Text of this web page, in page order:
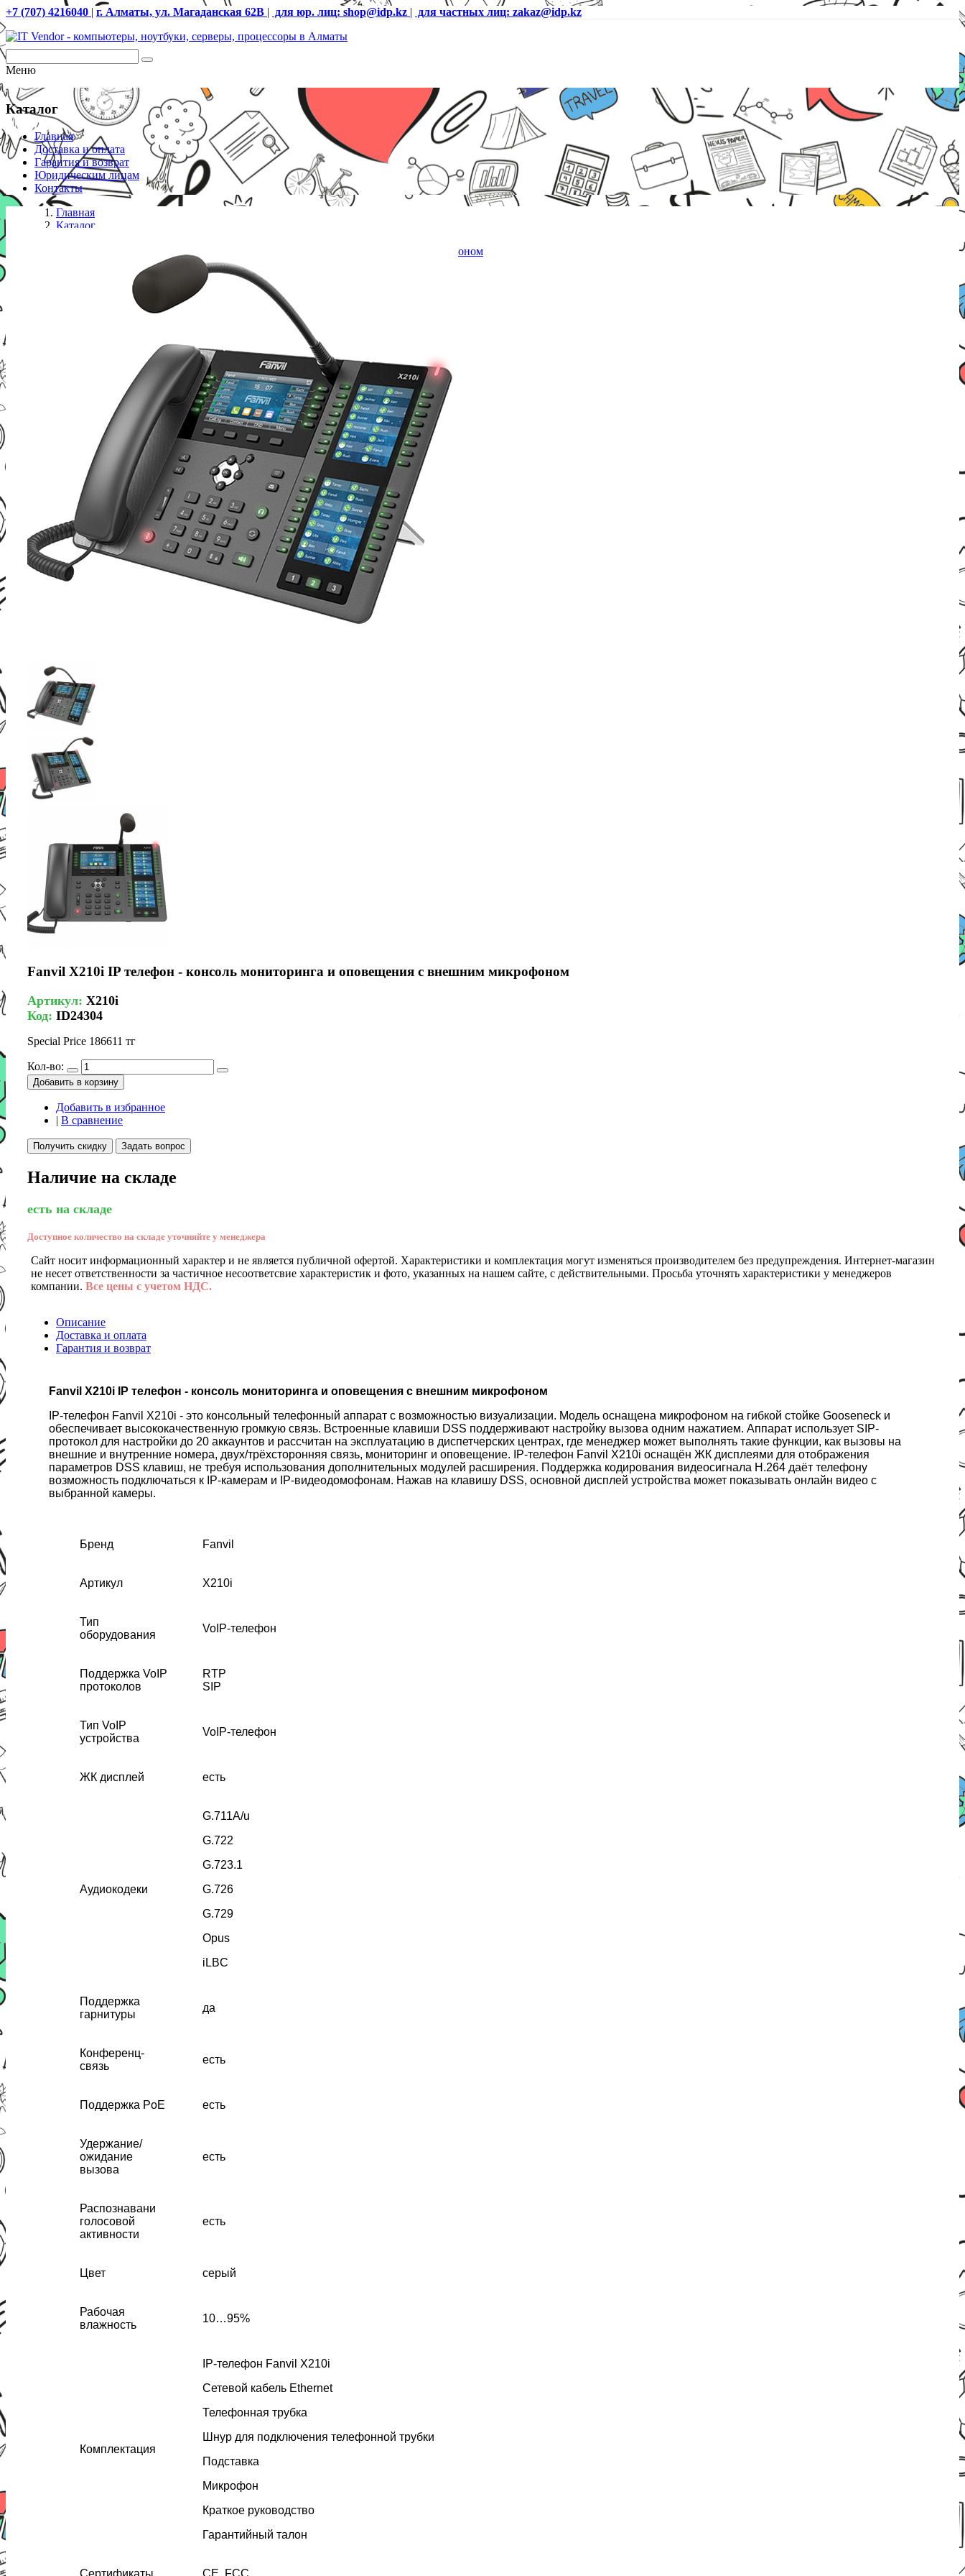
+7 (707) 4216040 | г. Алматы, ул. Магаданская 62В | для юр. лиц: shop@idp.kz | для частных лиц: zakaz@idp.kz
Меню
Каталог
Главная
Доставка и оплата
Гарантия и возврат
Юридическим лицам
Контакты
Главная
Каталог
Fanvil X210i IP телефон - консоль мониторинга и оповещения с внешним микрофоном
Fanvil X210i IP телефон - консоль мониторинга и оповещения с внешним микрофоном
Артикул: X210i
Код: ID24304
Special Price 186611 тг
Кол-во:
Добавить в корзину
Добавить в избранное
| В сравнение
Получить скидку Задать вопрос
Наличие на складе
есть на складе
Доступное количество на складе уточняйте у менеджера
Сайт носит информационный характер и не является публичной офертой. Характеристики и комплектация могут изменяться производителем без предупреждения. Интернет-магазин
не несет ответственности за частичное несоответсвие характеристик и фото, указанных на нашем сайте, с действительными. Просьба уточнять характеристики у менеджеров
компании. Все цены с учетом НДС.
Описание
Доставка и оплата
Гарантия и возврат
Fanvil X210i IP телефон - консоль мониторинга и оповещения с внешним микрофоном
IP-телефон Fanvil X210i - это консольный телефонный аппарат с возможностью визуализации. Модель оснащена микрофоном на гибкой стойке Gooseneck и
обеспечивает высококачественную громкую связь. Встроенные клавиши DSS поддерживают настройку вызова одним нажатием. Аппарат использует SIP-
протокол для настройки до 20 аккаунтов и рассчитан на эксплуатацию в диспетчерских центрах, где менеджер может выполнять такие функции, как вызовы на
внешние и внутренние номера, двух/трёхсторонняя связь, мониторинг и оповещение. IP-телефон Fanvil X210i оснащён ЖК дисплеями для отображения
параметров DSS клавиш, не требуя использования дополнительных модулей расширения. Поддержка кодирования видеосигнала H.264 даёт телефону
возможность подключаться к IP-камерам и IP-видеодомофонам. Нажав на клавишу DSS, основной дисплей устройства может показывать онлайн видео с
выбранной камеры.
Бренд Fanvil
Артикул X210i
Тип
оборудования
VoIP-телефон
Поддержка VoIP
протоколов
RTP
SIP
Тип VoIP
устройства
VoIP-телефон
ЖК дисплей есть
Аудиокодеки
G.711A/u
G.722
G.723.1
G.726
G.729
Opus
iLBC
Поддержка
гарнитуры
да
Конференц-
связь
есть
Поддержка PoE есть
Удержание/
ожидание
вызова
есть
Распознавани
голосовой
активности
есть
Цвет серый
Рабочая
влажность
10…95%
Комплектация
IP-телефон Fanvil X210i
Сетевой кабель Ethernet
Телефонная трубка
Шнур для подключения телефонной трубки
Подставка
Микрофон
Краткое руководство
Гарантийный талон
Сертификаты CE, FCC